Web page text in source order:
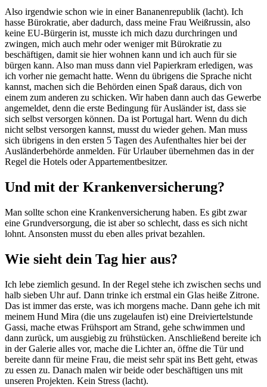
Also irgendwie schon wie in einer Bananenrepublik (lacht). Ich
hasse Bürokratie, aber dadurch, dass meine Frau Weißrussin, also
keine EU-Bürgerin ist, musste ich mich dazu durchringen und
zwingen, mich auch mehr oder weniger mit Bürokratie zu
beschäftigen, damit sie hier wohnen kann und ich auch für sie
bürgen kann. Also man muss dann viel Papierkram erledigen, was
ich vorher nie gemacht hatte. Wenn du übrigens die Sprache nicht
kannst, machen sich die Behörden einen Spaß daraus, dich von
einem zum anderen zu schicken. Wir haben dann auch das Gewerbe
angemeldet, denn die erste Bedingung für Ausländer ist, dass sie
sich selbst versorgen können. Da ist Portugal hart. Wenn du dich
nicht selbst versorgen kannst, musst du wieder gehen. Man muss
sich übrigens in den ersten 5 Tagen des Aufenthaltes hier bei der
Ausländerbehörde anmelden. Für Urlauber übernehmen das in der
Regel die Hotels oder Appartementbesitzer.
Und mit der Krankenversicherung?
Man sollte schon eine Krankenversicherung haben. Es gibt zwar
eine Grundversorgung, die ist aber so schlecht, dass es sich nicht
lohnt. Ansonsten musst du eben alles privat bezahlen.
Wie sieht dein Tag hier aus?
Ich lebe ziemlich gesund. In der Regel stehe ich zwischen sechs und
halb sieben Uhr auf. Dann trinke ich erstmal ein Glas heiße Zitrone.
Das ist immer das erste, was ich morgens mache. Dann gehe ich mit
meinem Hund Mira (die uns zugelaufen ist) eine Dreiviertelstunde
Gassi, mache etwas Frühsport am Strand, gehe schwimmen und
dann zurück, um ausgiebig zu frühstücken. Anschließend bereite ich
in der Galerie alles vor, mache die Lichter an, öffne die Tür und
bereite dann für meine Frau, die meist sehr spät ins Bett geht, etwas
zu essen zu. Danach malen wir beide oder beschäftigen uns mit
unseren Projekten. Kein Stress (lacht).